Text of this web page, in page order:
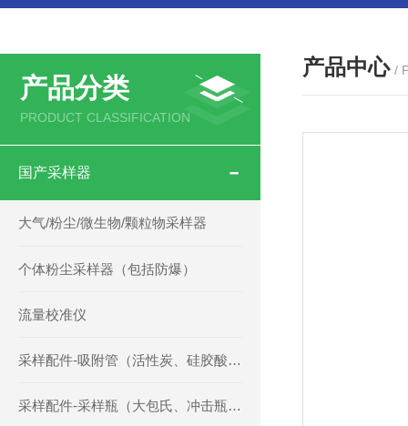
产品分类
PRODUCT CLASSIFICATION
国产采样器
大气/粉尘/微生物/颗粒物采样器
个体粉尘采样器（包括防爆）
流量校准仪
采样配件-吸附管（活性炭、硅胶酸性碱性、TENAX、三氧化铬、草酸玻璃微珠、聚氨酯泡沫等）
采样配件-采样瓶（大包氏、冲击瓶、多孔玻板、二氧化硫等）
产品中心 /